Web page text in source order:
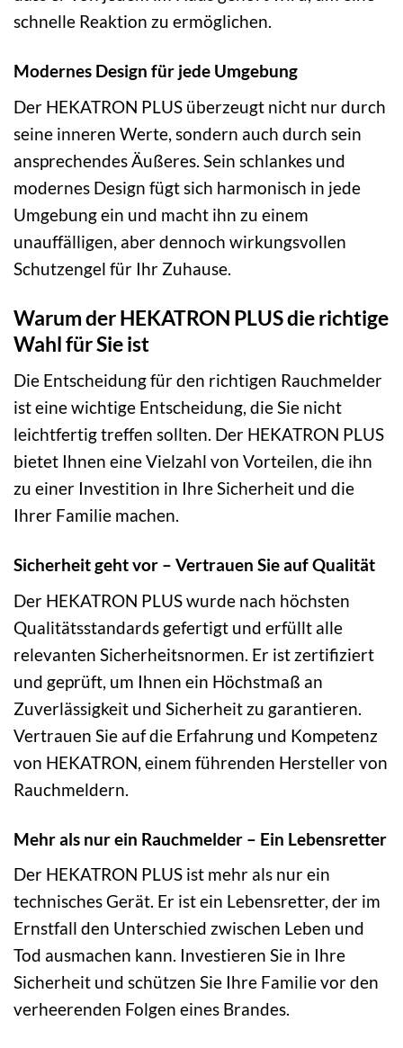
schnelle Reaktion zu ermöglichen.
Modernes Design für jede Umgebung
Der HEKATRON PLUS überzeugt nicht nur durch
seine inneren Werte, sondern auch durch sein
ansprechendes Äußeres. Sein schlankes und
modernes Design fügt sich harmonisch in jede
Umgebung ein und macht ihn zu einem
unauffälligen, aber dennoch wirkungsvollen
Schutzengel für Ihr Zuhause.
Warum der HEKATRON PLUS die richtige
Wahl für Sie ist
Die Entscheidung für den richtigen Rauchmelder
ist eine wichtige Entscheidung, die Sie nicht
leichtfertig treffen sollten. Der HEKATRON PLUS
bietet Ihnen eine Vielzahl von Vorteilen, die ihn
zu einer Investition in Ihre Sicherheit und die
Ihrer Familie machen.
Sicherheit geht vor – Vertrauen Sie auf Qualität
Der HEKATRON PLUS wurde nach höchsten
Qualitätsstandards gefertigt und erfüllt alle
relevanten Sicherheitsnormen. Er ist zertifiziert
und geprüft, um Ihnen ein Höchstmaß an
Zuverlässigkeit und Sicherheit zu garantieren.
Vertrauen Sie auf die Erfahrung und Kompetenz
von HEKATRON, einem führenden Hersteller von
Rauchmeldern.
Mehr als nur ein Rauchmelder – Ein Lebensretter
Der HEKATRON PLUS ist mehr als nur ein
technisches Gerät. Er ist ein Lebensretter, der im
Ernstfall den Unterschied zwischen Leben und
Tod ausmachen kann. Investieren Sie in Ihre
Sicherheit und schützen Sie Ihre Familie vor den
verheerenden Folgen eines Brandes.